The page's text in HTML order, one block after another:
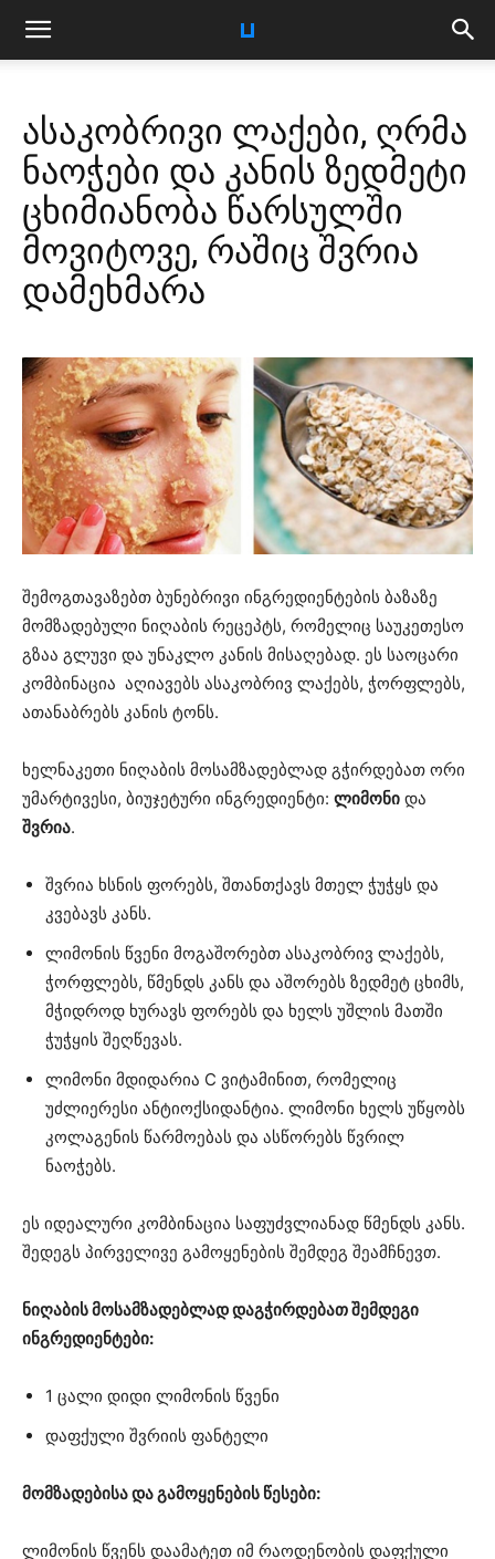
ასაკობრივი ლაქები, ღრმა
ნაოჭები და კანის ზედმეტი
ცხიმიანობა წარსულში
მოვიტოვე, რაშიც შვრია
დამეხმარა
შემოგთავაზებთ ბუნებრივი ინგრედიენტების ბაზაზე
მომზადებული ნიღაბის რეცეპტს, რომელიც საუკეთესო
გზაა გლუვი და უნაკლო კანის მისაღებად. ეს საოცარი
კომბინაცია აღიავებს ასაკობრივ ლაქებს, ჭორფლებს,
ათანაბრებს კანის ტონს.
ხელნაკეთი ნიღაბის მოსამზადებლად გჭირდებათ ორი
უმარტივესი, ბიუჯეტური ინგრედიენტი: ლიმონი და
შვრია.
შვრია ხსნის ფორებს, შთანთქავს მთელ ჭუჭყს და
კვებავს კანს.
ლიმონის წვენი მოგაშორებთ ასაკობრივ ლაქებს,
ჭორფლებს, წმენდს კანს და აშორებს ზედმეტ ცხიმს,
მჭიდროდ ხურავს ფორებს და ხელს უშლის მათში
ჭუჭყის შეღწევას.
ლიმონი მდიდარია C ვიტამინით, რომელიც
უძლიერესი ანტიოქსიდანტია. ლიმონი ხელს უწყობს
კოლაგენის წარმოებას და ასწორებს წვრილ
ნაოჭებს.
ეს იდეალური კომბინაცია საფუძვლიანად წმენდს კანს.
შედეგს პირველივე გამოყენების შემდეგ შეამჩნევთ.
ნიღაბის მოსამზადებლად დაგჭირდებათ შემდეგი
ინგრედიენტები:
1 ცალი დიდი ლიმონის წვენი
დაფქული შვრიის ფანტელი
მომზადებისა და გამოყენების წესები:
ლიმონის წვენს დაამატეთ იმ რაოდენობის დაფქული